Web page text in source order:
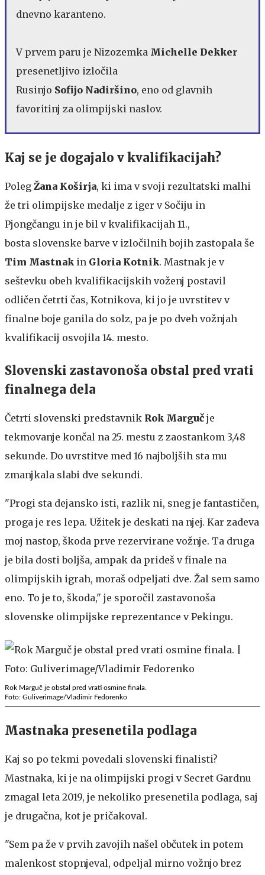
dnevno karanteno.
V prvem paru je Nizozemka Michelle Dekker
presenetljivo izločila
Rusinjo Sofijo Nadiršino, eno od glavnih
favoritinj za olimpijski naslov.
Kaj se je dogajalo v kvalifikacijah?
Poleg Žana Koširja, ki ima v svoji rezultatski malhi
že tri olimpijske medalje z iger v Sočiju in
Pjongčangu in je bil v kvalifikacijah 11.,
bosta slovenske barve v izločilnih bojih zastopala še
Tim Mastnak in Gloria Kotnik. Mastnak je v
seštevku obeh kvalifikacijskih voženj postavil
odličen četrti čas, Kotnikova, ki jo je uvrstitev v
finalne boje ganila do solz, pa je po dveh vožnjah
kvalifikacij osvojila 14. mesto.
Slovenski zastavonoša obstal pred vrati
finalnega dela
Četrti slovenski predstavnik Rok Marguč je
tekmovanje končal na 25. mestu z zaostankom 3,48
sekunde. Do uvrstitve med 16 najboljših sta mu
zmanjkala slabi dve sekundi.
"Progi sta dejansko isti, razlik ni, sneg je fantastičen,
proga je res lepa. Užitek je deskati na njej. Kar zadeva
moj nastop, škoda prve rezervirane vožnje. Ta druga
je bila dosti boljša, ampak da prideš v finale na
olimpijskih igrah, moraš odpeljati dve. Žal sem samo
eno. To je to, škoda," je sporočil zastavonoša
slovenske olimpijske reprezentance v Pekingu.
Rok Marguč je obstal pred vrati osmine finala.
Foto: Guliverimage/Vladimir Fedorenko
Mastnaka presenetila podlaga
Kaj so po tekmi povedali slovenski finalisti?
Mastnaka, ki je na olimpijski progi v Secret Gardnu
zmagal leta 2019, je nekoliko presenetila podlaga, saj
je drugačna, kot je pričakoval.
"Sem pa že v prvih zavojih našel občutek in potem
malenkost stopnjeval, odpeljal mirno vožnjo brez